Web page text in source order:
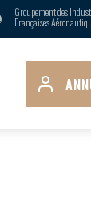
Groupement des
Françaises